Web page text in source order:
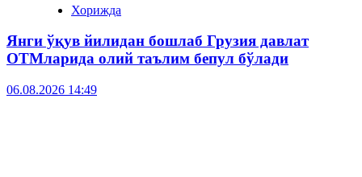
Хорижда
Янги ўқув йилидан бошлаб Грузия давлат
ОТМларида олий таълим бепул бўлади
06.08.2026 14:49